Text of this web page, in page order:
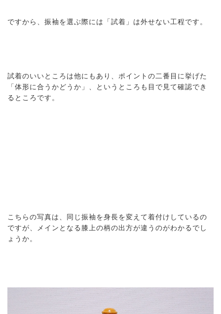
ですから、振袖を選ぶ際には「試着」は外せない工程です。
試着のいいところは他にもあり、ポイントの二番目に挙げた
「体形に合うかどうか」、というところも目で見て確認でき
るところです。
こちらの写真は、同じ振袖を身長を変えて着付けしているの
ですが、メインとなる膝上の柄の出方が違うのがわかるでし
ょうか。